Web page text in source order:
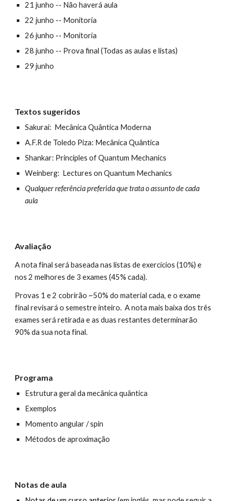
21 junho -- Não haverá aula
22 junho -- Monitoria
26 junho -- Monitoria
28 junho -- Prova final (Todas as aulas e listas)
29 junho
Textos sugeridos
Sakurai: Mecânica Quântica Moderna
A.F.R de Toledo Piza: Mecânica Quântica
Shankar: Principles of Quantum Mechanics
Weinberg: Lectures on Quantum Mechanics
Qualquer referência preferida que trata o assunto de cada
aula
Avaliação
A nota final será baseada nas listas de exercícios (10%) e
nos 2 melhores de 3 exames (45% cada).
Provas 1 e 2 cobrirão ~50% do material cada, e o exame
final revisará o semestre inteiro. A nota mais baixa dos três
exames será retirada e as duas restantes determinarão
90% da sua nota final.
Programa
Estrutura geral da mecânica quântica
Exemplos
Momento angular / spin
Métodos de aproximação
Notas de aula